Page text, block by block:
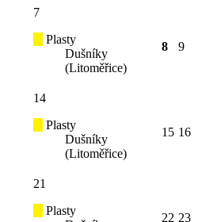
7
Plasty
Dušníky
(Litoměřice)
8 9
14
Plasty
Dušníky
(Litoměřice)
15 16
21
Plasty
22 23